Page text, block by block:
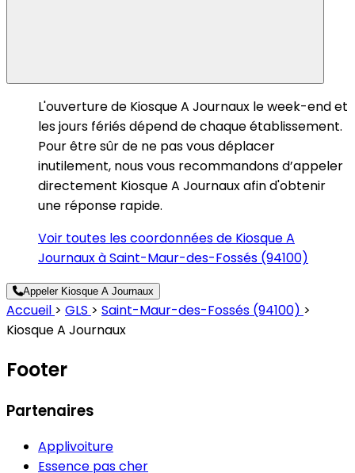
L'ouverture de Kiosque A Journaux le week-end et
les jours fériés dépend de chaque établissement.
Pour être sûr de ne pas vous déplacer
inutilement, nous vous recommandons d’appeler
directement Kiosque A Journaux afin d'obtenir
une réponse rapide.
Voir toutes les coordonnées de Kiosque A
Journaux à Saint-Maur-des-Fossés (94100)
Appeler Kiosque A Journaux
Accueil > GLS > Saint-Maur-des-Fossés (94100) >
Kiosque A Journaux
Footer
Partenaires
Applivoiture
Essence pas cher